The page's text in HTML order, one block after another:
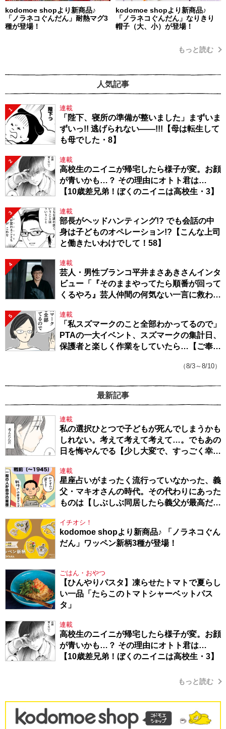
kodomoe shopより新商品♪
「ノラネコぐんだん」耐熱マグ3
種が登場！
kodomoe shopより新商品♪
「ノラネコぐんだん」なりきり
帽子（大、小）が登場！
もっと読む
人気記事
1 連載
「陛下、寝所の準備が整いました」まずいま
ずいっ!! 逃げられない――!!!【母は転生して
も母でした・8】
2 連載
高校生のニイニが帰宅したら様子が変。お顔
が青いかも…？ その理由にオトト君は…
【10歳差兄弟！ぼくのニイニは高校生・3】
3 連載
部長がヘッドハンティング!? でも会話の中
身は子どものオペレーション!?【こんな上司
と働きたいわけでして！58】
4 連載
芸人・男性ブランコ平井まさあきさんインタ
ビュー「『そのままやってたら順番が回って
くるやろ』芸人仲間の何気ない一言に救われ
5 連載
「私スズマークのこと全部わかってるので」
PTAの一大イベント、スズマークの集計日、
保護者と楽しく作業をしていたら…【ご奉仕
（8/3～8/10）
最新記事
連載
私の選択ひとつで子どもが死んでしまうかも
しれない。考えて考えて考えて…。でもあの
日を悔やんでる【少し大変で、すっごく幸せ
～・54】
連載
星座占いがまったく流行っていなかった、義
父・マキオさんの時代。その代わりにあった
ものは【しぶしぶ同居したら義父が最高だっ
イチオシ！
kodomoe shopより新商品♪ 「ノラネコぐん
だん」ワッペン新柄3種が登場！
ごはん・おやつ
【ひんやりパスタ】凍らせたトマトで夏らし
い一品「たらこのトマトシャーベットパス
タ」
連載
高校生のニイニが帰宅したら様子が変。お顔
が青いかも…？ その理由にオトト君は…
【10歳差兄弟！ぼくのニイニは高校生・3】
もっと読む